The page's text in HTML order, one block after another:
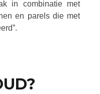
in combinatie met
en parels die met